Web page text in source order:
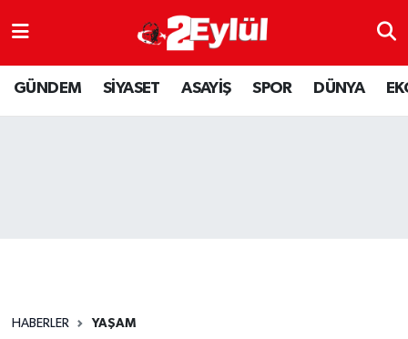
GÜNDEM SİYASET ASAYİŞ SPOR DÜNYA
HABERLER YAŞAM
ASAYİŞ
DÜNYA
Nöbetçi Eczaneler
Hava Durumu